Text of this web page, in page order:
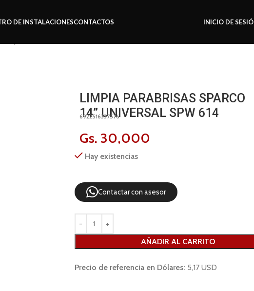
DE INSTALACIONESCONTACTOS INICIO DE
LIMPIA PARABRISAS SPARCO
14” UNIVERSAL SPW 614
6922516337576
Gs. 30,000
Hay existencias
Contactar con asesor
AÑADIR AL CARRITO
Precio de referencia en Dólares: 5,17 USD